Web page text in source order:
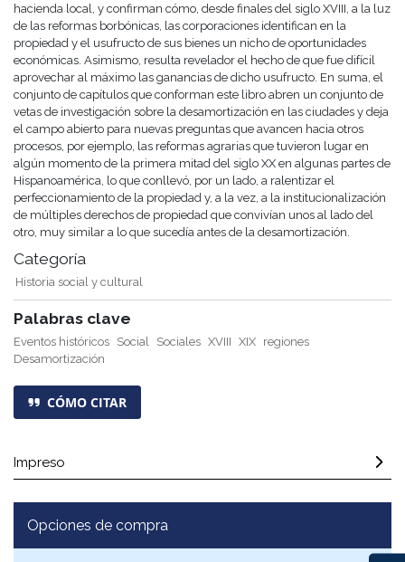
hacienda local, y confirman cómo, desde finales del siglo XVIII, a la luz
de las reformas borbónicas, las corporaciones identifican en la
propiedad y el usufructo de sus bienes un nicho de oportunidades
económicas. Asimismo, resulta revelador el hecho de que fue difícil
aprovechar al máximo las ganancias de dicho usufructo. En suma, el
conjunto de capítulos que conforman este libro abren un conjunto de
vetas de investigación sobre la desamortización en las ciudades y deja
el campo abierto para nuevas preguntas que avancen hacia otros
procesos, por ejemplo, las reformas agrarias que tuvieron lugar en
algún momento de la primera mitad del siglo XX en algunas partes de
Hispanoamérica, lo que conllevó, por un lado, a ralentizar el
perfeccionamiento de la propiedad y, a la vez, a la institucionalización
de múltiples derechos de propiedad que convivían unos al lado del
otro, muy similar a lo que sucedía antes de la desamortización.
Categoría
Historia social y cultural
Palabras clave
Eventos históricos Social Sociales XVIII XIX regiones
Desamortización
CÓMO CITAR
Impreso
Opciones de compra